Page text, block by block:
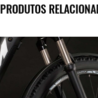
PRODUTOS